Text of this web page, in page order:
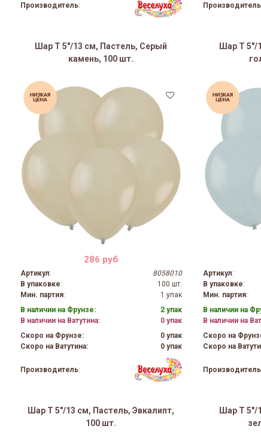
Производитель: Производитель
Шар Т 5"/13 см, Пастель, Серый
камень, 100 шт.
286 руб
Артикул:
8058010
В упаковке:
100 шт.
Мин. партия:
1 упак
В наличии на Фрунзе:
2 упак
В наличии на Ватутина:
0 упак
Скоро на Фрунзе:
0 упак
Скоро на Ватутина:
0 упак
Производитель:
Шар Т 5"/
Артикул:
В упаковке:
Мин. партия:
В наличии на
В наличии на
Скоро на
Скоро на
Производитель
Шар Т 5"/13 см, Пастель, Эвкалипт,
100 шт.
Шар Т 5"/